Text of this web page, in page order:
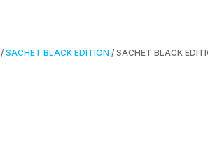
/SACHET BLACK EDITION / SACHET BLACK